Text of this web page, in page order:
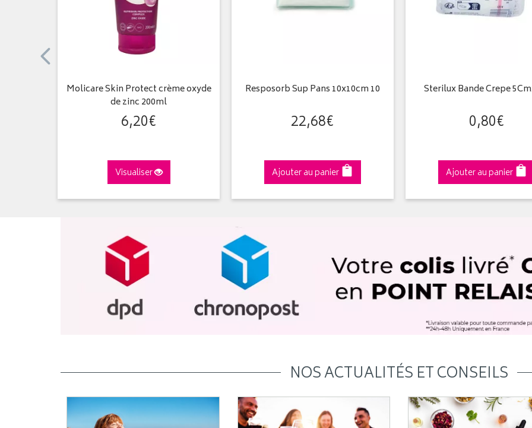
Molicare Skin Protect crème oxyde
de zinc 200ml
6,20€
Visualiser
Resposorb Sup Pans 10x10cm 10
22,68€
Ajouter au panier
Sterilux Bande Crepe
0,80€
Ajouter au panier
NOS ACTUALITÉS ET CONSEILS